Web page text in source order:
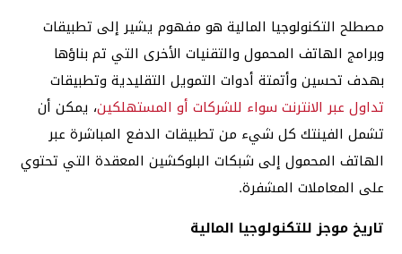
مصطلح التكنولوجيا المالية هو مفهوم يشير إلى تطبيقات
وبرامج الهاتف المحمول والتقنيات الأخرى التي تم بناؤها
بهدف تحسين وأتمتة أدوات التمويل التقليدية وتطبيقات
تداول عبر الانترنت سواء للشركات أو المستهلكين، يمكن أن
تشمل الفينتك كل شيء من تطبيقات الدفع المباشرة عبر
الهاتف المحمول إلى شبكات البلوكشين المعقدة التي تحتوي
على المعاملات المشفرة.
تاريخ موجز للتكنولوجيا المالية